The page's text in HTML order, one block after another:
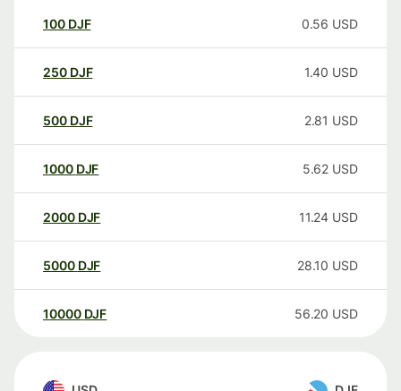
100 DJF 0.56 USD
250 DJF 1.40 USD
500 DJF 2.81 USD
1000 DJF 5.62 USD
2000 DJF 11.24 USD
5000 DJF 28.10 USD
10000 DJF 56.20 USD